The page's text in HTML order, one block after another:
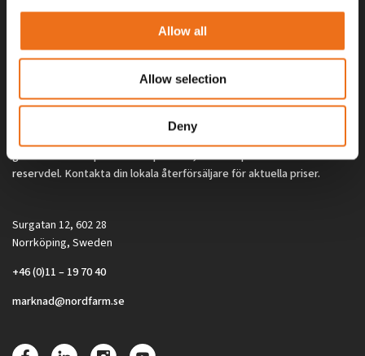
Allow all
Allow selection
Deny
Alla priser på tillbehör och tillval gäller vid köp av ny maskin. Priserna
gäller inte vid köp av enskild produkt, till exempel
reservdel. Kontakta din lokala återförsäljare för aktuella priser.
Surgatan 12, 602 28
Norrköping, Sweden
+46 (0)11 – 19 70 40
marknad@nordfarm.se